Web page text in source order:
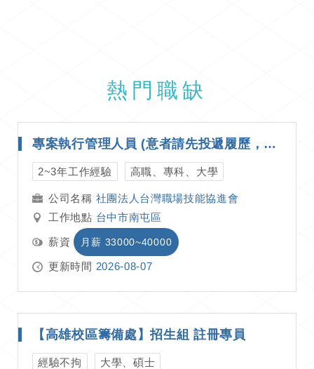
熱門職缺
專案執行管理人員 (意者請先投遞履歷，合適者將主動聯繫安排面試 )
2~3年工作經驗 高職、專科、大學
社團法人台灣職場技能協進會
工作地點 台中市南屯區
薪資 月薪 33000~40000
更新時間 2026-08-07
【高雄校區籌備處】招生組 註冊專員
經驗不拘 大學、碩士